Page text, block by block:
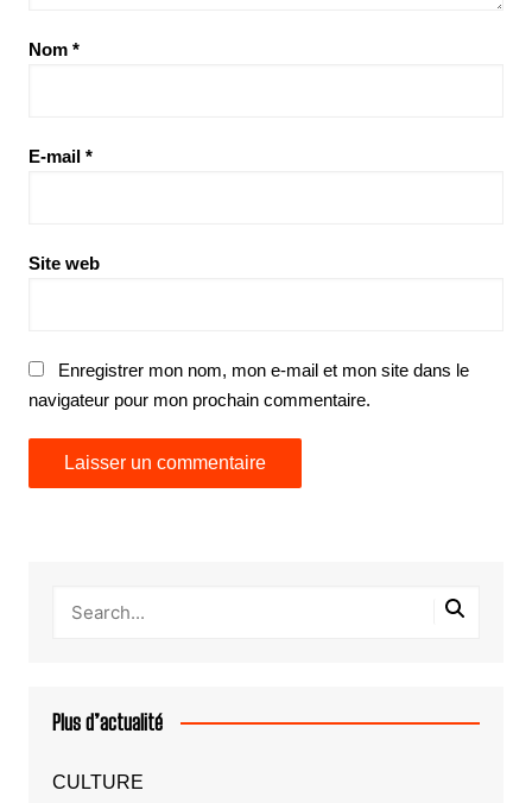
Nom *
E-mail *
Site web
Enregistrer mon nom, mon e-mail et mon site dans le
navigateur pour mon prochain commentaire.
Plus d’actualité
CULTURE